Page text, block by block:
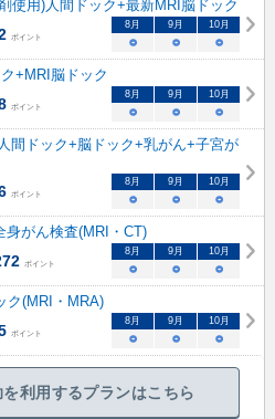
使用)人間ドック+最新MRI脳ドック
ポイント
8 月 9 月 10月
○ ○ ○
+MRI脳ドック
ポイント
8 月 9 月 10月
○ ○ ○
間ドック+脳ドック+乳がん+子宮が
ポイント
8 月 9 月 10月
○ ○ ○
身がん検査(MRI・CT)
ポイント
8 月 9 月 10月
○ ○ ○
ク(MRI・MRA)
ポイント
8 月 9 月 10月
○ ○ ○
利用するプランはこちら